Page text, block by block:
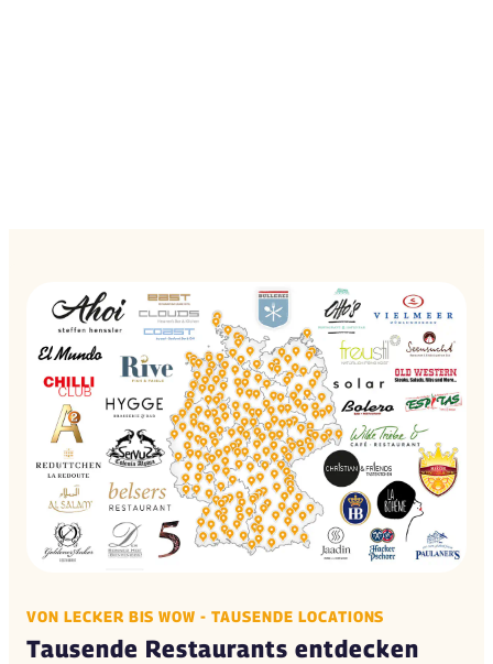
VON LECKER BIS WOW - TAUSENDE LOCATIONS
Tausende Restaurants entdecken